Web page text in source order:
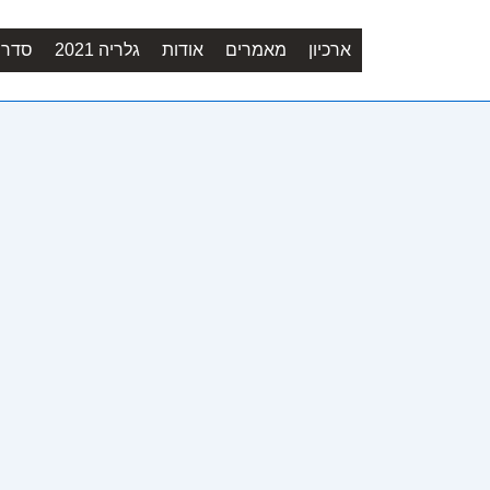
סדר גלריה 2021 אודות מאמרים ארכיון